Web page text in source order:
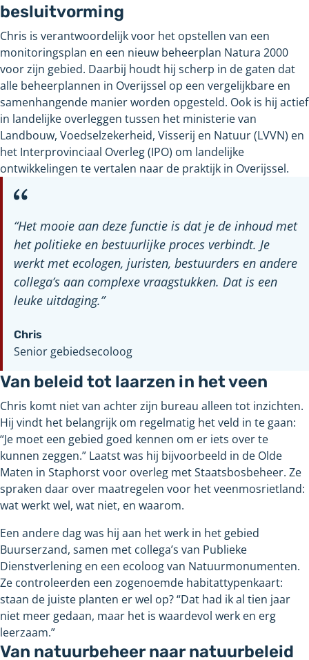
besluitvorming
Chris is verantwoordelijk voor het opstellen van een
monitoringsplan en een nieuw beheerplan Natura 2000
voor zijn gebied. Daarbij houdt hij scherp in de gaten dat
alle beheerplannen in Overijssel op een vergelijkbare en
samenhangende manier worden opgesteld. Ook is hij actief
in landelijke overleggen tussen het ministerie van
Landbouw, Voedselzekerheid, Visserij en Natuur (LVVN) en
het Interprovinciaal Overleg (IPO) om landelijke
ontwikkelingen te vertalen naar de praktijk in Overijssel.
“Het mooie aan deze functie is dat je de inhoud met
het politieke en bestuurlijke proces verbindt. Je
werkt met ecologen, juristen, bestuurders en andere
collega’s aan complexe vraagstukken. Dat is een
leuke uitdaging.”
Chris
Senior gebiedsecoloog
Van beleid tot laarzen in het veen
Chris komt niet van achter zijn bureau alleen tot inzichten.
Hij vindt het belangrijk om regelmatig het veld in te gaan:
“Je moet een gebied goed kennen om er iets over te
kunnen zeggen.” Laatst was hij bijvoorbeeld in de Olde
Maten in Staphorst voor overleg met Staatsbosbeheer. Ze
spraken daar over maatregelen voor het veenmosrietland:
wat werkt wel, wat niet, en waarom.
Een andere dag was hij aan het werk in het gebied
Buurserzand, samen met collega’s van Publieke
Dienstverlening en een ecoloog van Natuurmonumenten.
Ze controleerden een zogenoemde habitattypenkaart:
staan de juiste planten er wel op? “Dat had ik al tien jaar
niet meer gedaan, maar het is waardevol werk en erg
leerzaam.”
Van natuurbeheer naar natuurbeleid